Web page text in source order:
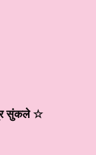
सुंकले ☆